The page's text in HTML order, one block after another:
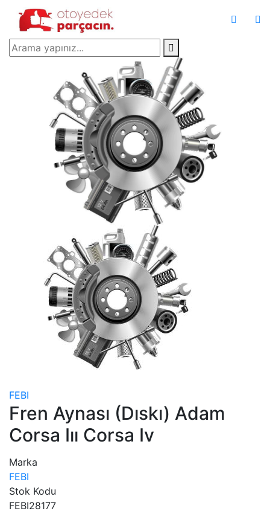
FEBI
Fren Aynası (Dıskı) Adam
Corsa Iıı Corsa Iv
Marka
FEBI
Stok Kodu
FEBI28177